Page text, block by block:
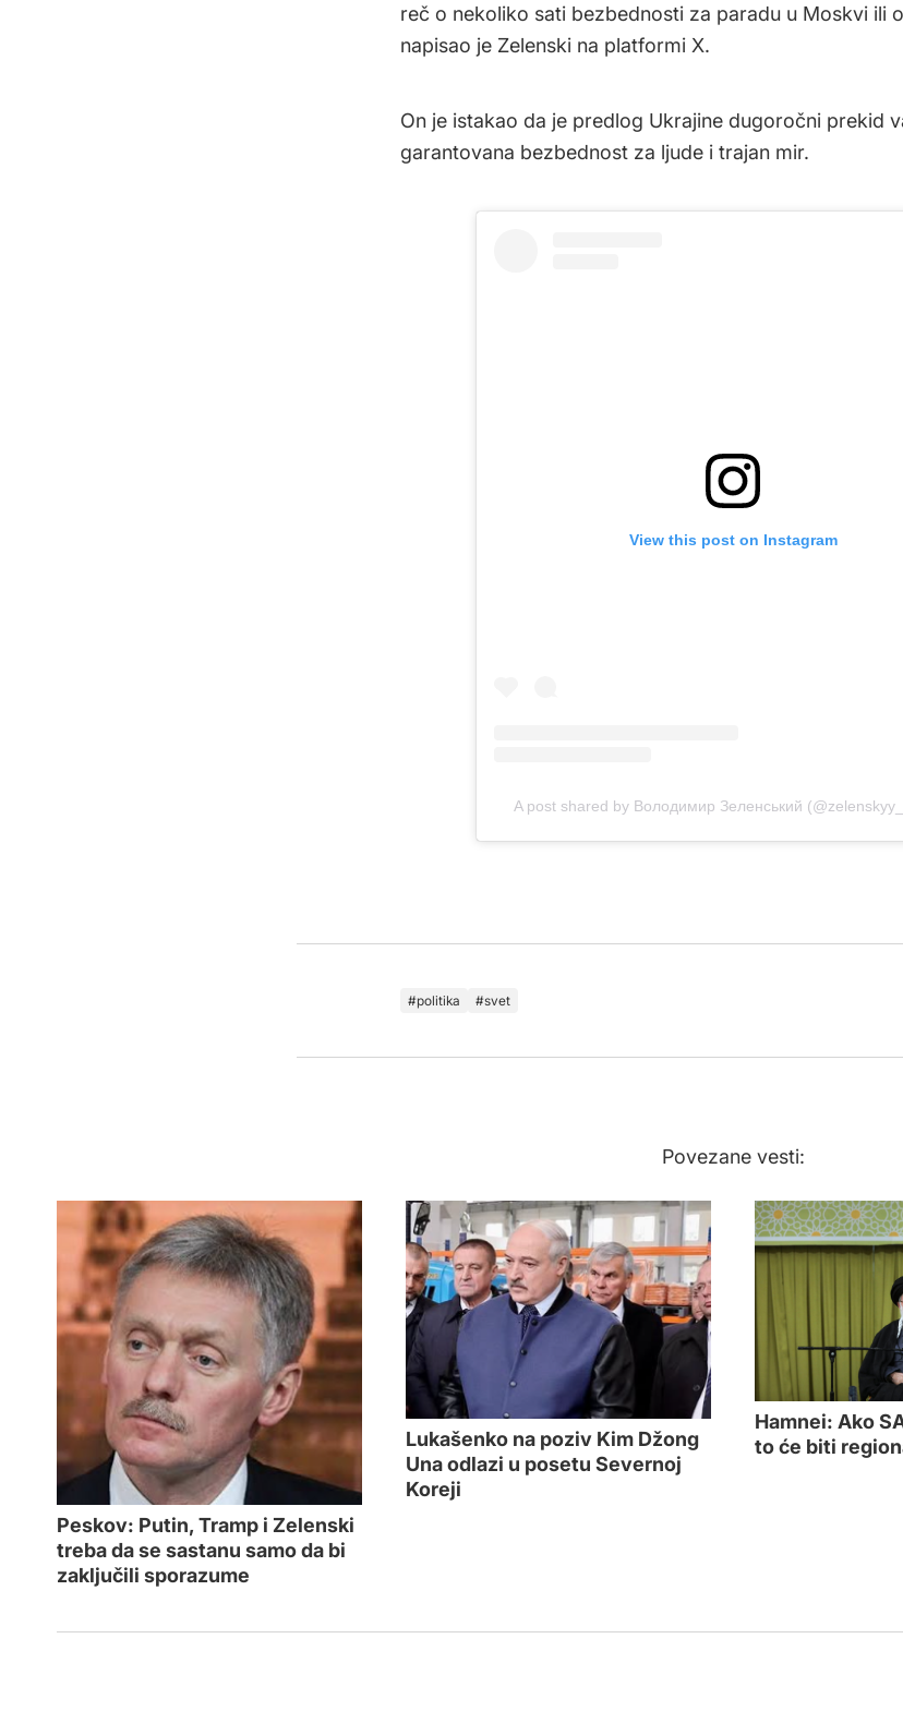
reč o nekoliko sati bezbednosti za paradu u Moskvi ili
napisao je Zelenski na platformi X.
On je istakao da je predlog Ukrajine dugoročni prekid
garantovana bezbednost za ljude i trajan mir.
View this post on Instagram
A post shared by Володимир Зеленський
politika svet
Povezane vesti:
Peskov: Putin, Tramp i Zelenski
treba da se sastanu samo da bi
zaključili sporazume
Lukašenko na poziv Kim Džong
Una odlazi u posetu Severnoj
Koreji
Hamnei: Ako
to će biti